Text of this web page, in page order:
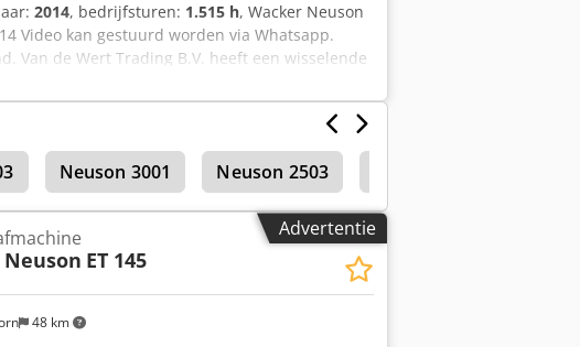
2014, bedrijfsturen: 1.515 h, Wacker Neuson
Video kan gestuurd worden via Whatsapp.
Van de Wert Trading B.V. heeft een wisselende
Al onze leveringen zijn tegen handelsprijzen in
Voor een bezichtiging en/of proefrit
zijn niet constant aanwezig. Van de Wert
LR Nuland
Neuson 3001 Neuson 2503
Advertentie
48 km
ET 145